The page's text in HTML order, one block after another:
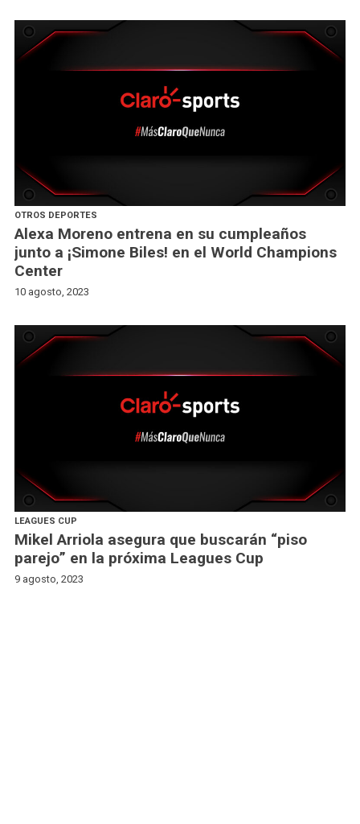
OTROS DEPORTES
Alexa Moreno entrena en su cumpleaños
junto a ¡Simone Biles! en el World Champions
Center
10 agosto, 2023
LEAGUES CUP
Mikel Arriola asegura que buscarán “piso
parejo” en la próxima Leagues Cup
9 agosto, 2023